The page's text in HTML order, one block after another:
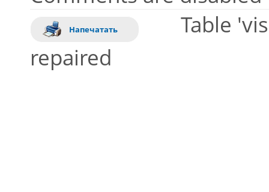
Напечатать
Table
repaired